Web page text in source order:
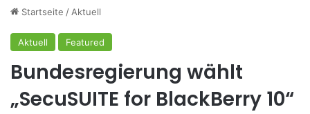
Startseite / Aktuell
Aktuell Featured
Bundesregierung wählt
„SecuSUITE for BlackBerry 10“